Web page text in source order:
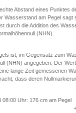
Abstand eines Punktes
Wasserstand am Pegel
durch die Addition des
(NHN).
ist, im Gegensatz zum
(NHN) angegeben. Der
lange Zeit gemessenen
dass deren
Uhr: 176 cm am Pegel
+